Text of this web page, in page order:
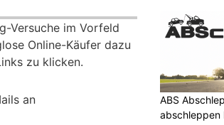
Versuche im Vorfeld
Online-Käufer dazu
zu klicken.
an
ABS
abschleppen